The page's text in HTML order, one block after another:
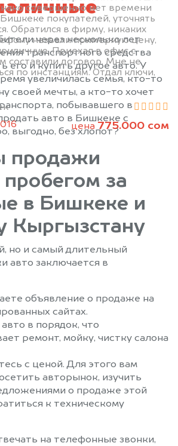
совершенно нет времени
покупателей, уточнять
Обратился в фирму, никаких
назвали примерную цену,
Приехал в офис с
составили договор. Мне не
по инстанциям. Отдал ключи,
цена 775.000 сом
через несколько лет
транспортного средства
его и купить другое авто. У
увеличилась семья, кто-то
своей мечты, а кто-то хочет
побывавшего в
авто в Бишкеке с
выгодно, без хлопот?
продажи
за
в Бишкеке и
Кыргызстану
но и самый длительный
авто заключается в
объявление о продаже на
сайтах.
в порядок, что
ремонт, мойку, чистку салона
с ценой. Для этого вам
авторынок, изучить
о продаже этой
к техническому
на телефонные звонки,